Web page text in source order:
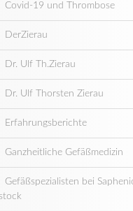
Covid-19 und Thrombose
DerZierau
Dr. Ulf Th.Zierau
Dr. Ulf Thorsten Zierau
Erfahrungsberichte
Ganzheitliche Gefäßmedizin
Gefäßspezialisten bei